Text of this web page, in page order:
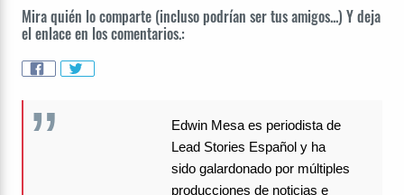
Mira quién lo comparte (incluso podrían ser tus amigos...) Y deja
el enlace en los comentarios.:
Edwin Mesa es periodista de
Lead Stories Español y ha
sido galardonado por múltiples
producciones de noticias e